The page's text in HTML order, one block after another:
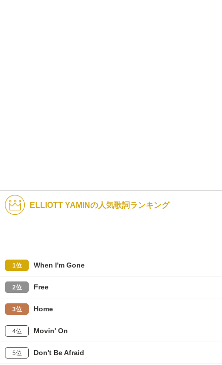
ELLIOTT YAMINの人気歌詞ランキング
1位 When I'm Gone
2位 Free
3位 Home
4位 Movin' On
5位 Don't Be Afraid